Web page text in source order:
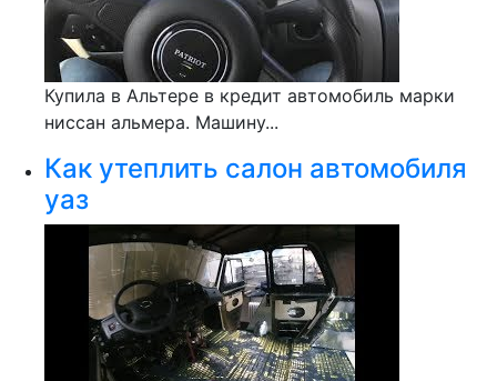
Купила в Альтере в кредит автомобиль марки
ниссан альмера. Машину...
Как утеплить салон автомобиля
уаз